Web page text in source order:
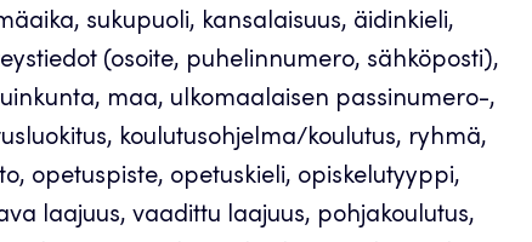
sukupuoli, kansalaisuus, äidinkieli,
(osoite, puhelinnumero, sähköposti),
maa, ulkomaalaisen passinumero-,
koulutusohjelma/koulutus, ryhmä,
opetuspiste, opetuskieli, opiskelutyyppi,
laajuus, vaadittu laajuus, pohjakoulutus,